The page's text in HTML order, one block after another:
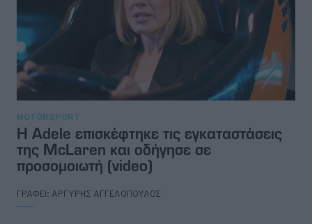
MOTORSPORT
Η Adele επισκέφτηκε τις εγκαταστάσεις
της McLaren και οδήγησε σε
προσομοιωτή (video)
ΓΡΑΦΕΙ: ΑΡΓΥΡΗΣ ΑΓΓΕΛΟΠΟΥΛΟΣ